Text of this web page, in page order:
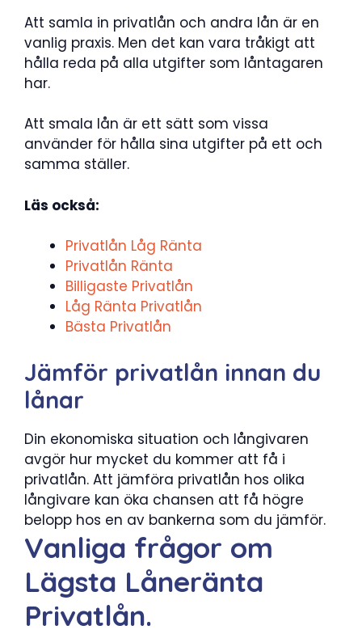
Att samla in privatlån och andra lån är en
vanlig praxis. Men det kan vara tråkigt att
hålla reda på alla utgifter som låntagaren
har.
Att smala lån är ett sätt som vissa
använder för hålla sina utgifter på ett och
samma ställer.
Läs också:
Privatlån Låg Ränta
Privatlån Ränta
Billigaste Privatlån
Låg Ränta Privatlån
Bästa Privatlån
Jämför privatlån innan du
lånar
Din ekonomiska situation och långivaren
avgör hur mycket du kommer att få i
privatlån. Att jämföra privatlån hos olika
långivare kan öka chansen att få högre
belopp hos en av bankerna som du jämför.
Vanliga frågor om
Lägsta Låneränta
Privatlån.